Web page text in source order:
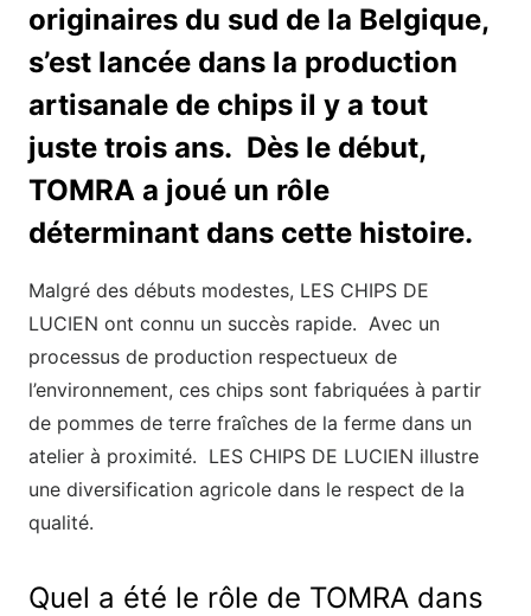
originaires du sud de la Belgique,
s’est lancée dans la production
artisanale de chips il y a tout
juste trois ans. Dès le début,
TOMRA a joué un rôle
déterminant dans cette histoire.
Malgré des débuts modestes, LES CHIPS DE
LUCIEN ont connu un succès rapide. Avec un
processus de production respectueux de
l’environnement, ces chips sont fabriquées à partir
de pommes de terre fraîches de la ferme dans un
atelier à proximité. LES CHIPS DE LUCIEN illustre
une diversification agricole dans le respect de la
qualité.
Quel a été le rôle de TOMRA dans